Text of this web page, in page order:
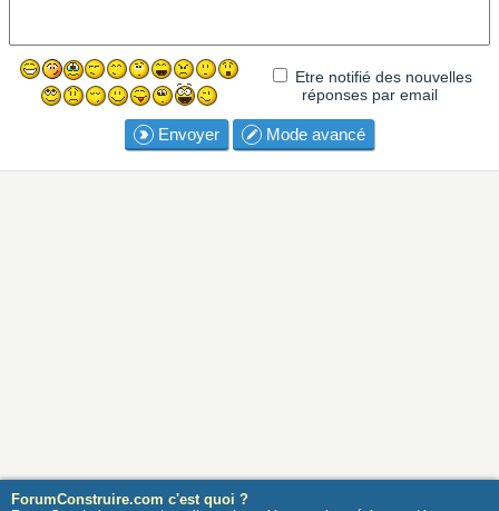
Etre notifié des nouvelles
réponses par email
Envoyer Mode avancé
ForumConstruire.com c'est quoi ?